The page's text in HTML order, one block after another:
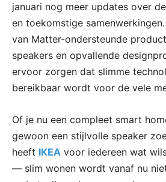
januari nog meer updates over
en toekomstige
van Matter-ondersteunde
speakers en opvallende
ervoor zorgen dat slimme
bereikbaar wordt voor de vele
Of je nu een compleet smart
gewoon een stijlvolle speaker
heeft IKEA voor iedereen wat
— slim wonen wordt vanaf nu